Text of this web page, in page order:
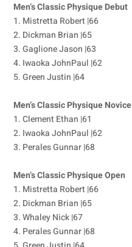
Men’s Classic Physique Debut
1. Mistretta Robert |66
2. Dickman Brian |65
3. Gaglione Jason |63
4. Iwaoka JohnPaul |62
5. Green Justin |64
Men’s Classic Physique Novice
1. Clement Ethan |61
2. Iwaoka JohnPaul |62
3. Perales Gunnar |68
Men’s Classic Physique Open
1. Mistretta Robert |66
2. Dickman Brian |65
3. Whaley Nick |67
4. Perales Gunnar |68